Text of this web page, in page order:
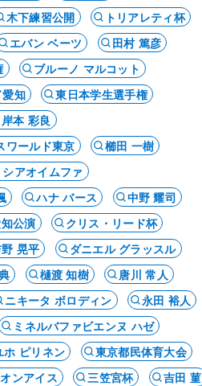
木下練習公開
トリアレティ杯
エバン ベーツ
田村 篤彦
ブルーノ マルコット
知
東日本学生選手権
岸本 彩良
ワールド東京
櫛田 一樹
アオイムファ
ハナ バース
中野 耀司
公演
クリス・リード杯
晃平
ダニエル グラッスル
樋渡 知樹
唐川 常人
ニキータ ボロディン
永田 裕人
ミネルバファビエンヌ ハゼ
ホ ピリネン
東京都民体育大会
ンアイス 三笠宮杯
吉田 菫